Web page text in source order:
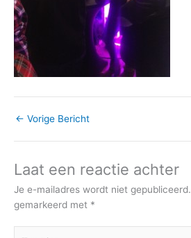
← Vorige Bericht
Laat een reactie achter
Je e-mailadres wordt niet gepubliceerd.
gemarkeerd met *